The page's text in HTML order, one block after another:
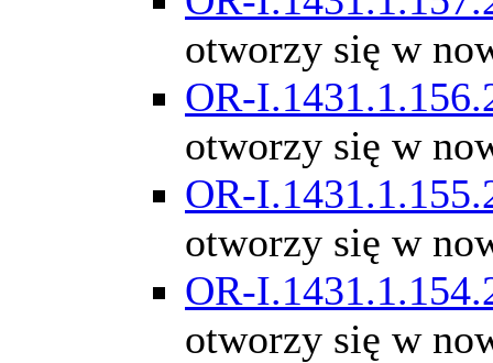
otworzy się w
OR-
otworzy się w
OR-
otworzy się w
OR-
otworzy się w